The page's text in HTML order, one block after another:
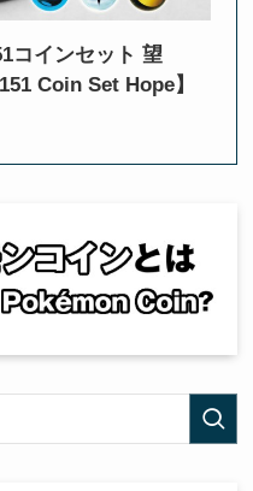
コインセット 望
Coin Set Hope】